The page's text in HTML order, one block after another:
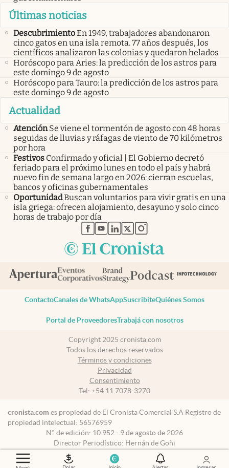
Últimas noticias
DescubrimientoEn 1949, trabajadores abandonaron
cinco gatos en una isla remota. 77 años después, los
científicos analizaron las colonias y quedaron helados
Horóscopo para Aries: la predicción de los astros para
este domingo 9 de agosto
Horóscopo para Tauro: la predicción de los astros para
este domingo 9 de agosto
Actualidad
Atención Se viene el tormentón de agosto con 48 horas
seguidas de lluvias y ráfagas de viento de 70 kilómetros
por hora
Festivos Confirmado y oficial | El Gobierno decretó
feriado para el próximo lunes en todo el país y habrá
nuevo fin de semana largo en 2026: cierran escuelas,
bancos y oficinas gubernamentales
OportunidadBuscan voluntarios para vivir gratis en una
isla griega: ofrecen alojamiento, desayuno y solo cinco
horas de trabajo por día
abre en nueva pestaña
abre en nueva pestaña
abre en nueva pestaña
abre en nueva pestaña
abre en nueva pestaña
ContactoCanales de WhatsAppSuscribiteQuiénes Somos
Portal de ProveedoresTrabajá con nosotros
Copyright 2025 cronista.com
Todos los derechos reservados
Términos y condiciones
Privacidad
Consentimiento
Tel: +54 11 7078-3270
cronista.com es propiedad de El Cronista Comercial S.A Registro de
propiedad intelectual: 56576959
N° de edición: 10.952 - 9 de agosto de 2026
Director Periodístico: Hernán de Goñi